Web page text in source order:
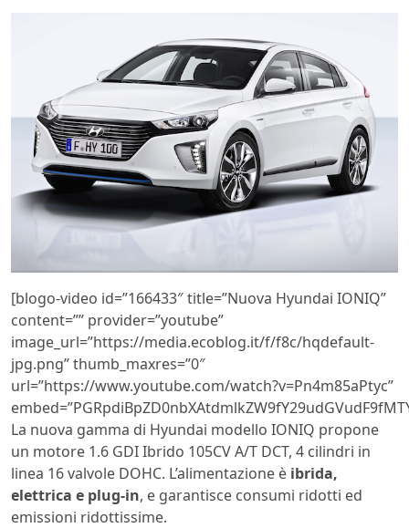
[blogo-video id=”166433″ title=”Nuova Hyundai IONIQ”
content=”” provider=”youtube”
image_url=”https://media.ecoblog.it/f/f8c/hqdefault-
jpg.png” thumb_maxres=”0″
url=”https://www.youtube.com/watch?v=Pn4m85aPtyc”
La nuova gamma di Hyundai modello IONIQ propone
un motore 1.6 GDI Ibrido 105CV A/T DCT, 4 cilindri in
linea 16 valvole DOHC. L’alimentazione è ibrida,
elettrica e plug-in, e garantisce consumi ridotti ed
emissioni ridottissime.